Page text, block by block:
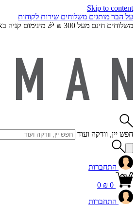
Skip to content
על הבר מותגים משלוחים שירות לקוחות
משלוחים חינם מעל 300 ₪ 🎉 מינימום קניה באתר 180 ₪ להזמנה
חפש יין, וודקה ועוד
התחברות
0
0 ₪
התחברות